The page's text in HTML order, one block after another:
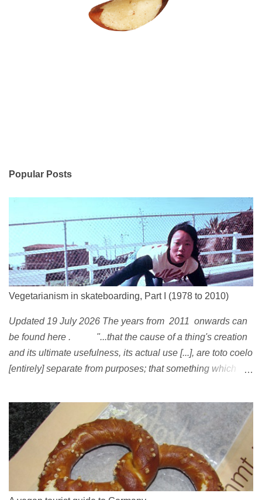
Popular Posts
Vegetarianism in skateboarding, Part I (1978 to 2010)
Updated 19 July 2026 The years from 2011 onwards can
be found here . "...that the cause of a thing's creation
and its ultimate usefulness, its actual use [...], are toto coelo
[entirely] separate from purposes; that something which
continually being reinterpreted from new perspectives,
reappropriated, and reshaped and redirected to new uses
[...]" Friedrich Nietzsche ( 1887 ) 1978 Peggy Oki , original
member of the Z-Boys (Dogtown), later (around 2001)
became vegan [ 1 , 58 , 100]; photo by Glen E. Friedman ,
who later also became vegan [ 12 , 73 ] . 1982 This is a
photo of pre-vegetarian Mike Vallely doing a street plant in